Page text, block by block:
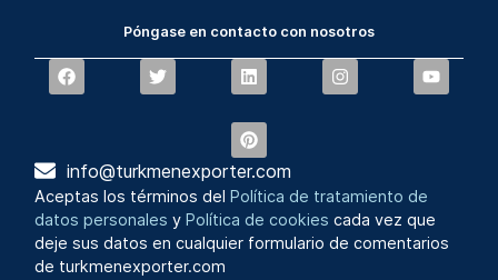
Póngase en contacto con nosotros
info@turkmenexporter.com
Aceptas los términos delPolítica de tratamiento de
datos personales yPolítica de cookies cada vez que
deje sus datos en cualquier formulario de comentarios
de turkmenexporter.com